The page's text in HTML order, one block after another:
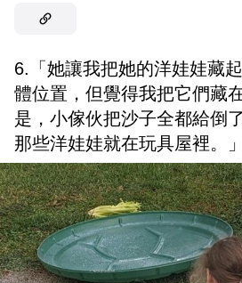
6.「她讓我把她的洋娃娃藏
體位置，但覺得我把它們藏
是，小傢伙把沙子全都給倒
那些洋娃娃就在玩具屋裡。」